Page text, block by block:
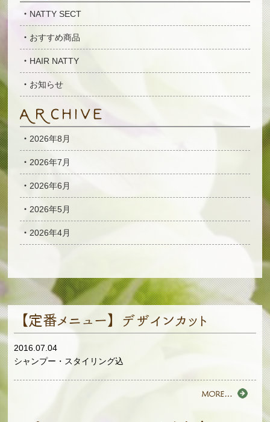
NATTY SECT
おすすめ商品
HAIR NATTY
お知らせ
2026年8月
2026年7月
2026年6月
2026年5月
2026年4月
【定番メニュー】デザインカット
2016.07.04
シャンプー・スタイリング込